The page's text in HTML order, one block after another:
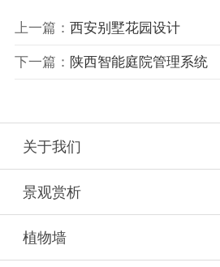
上一篇： 西安别墅花园设计
下一篇： 陕西智能庭院管理系统
关于我们
景观赏析
植物墙